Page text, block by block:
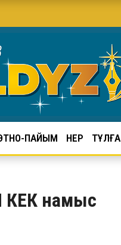
ПАЙЫМ ӨНЕР ТҰЛҒА
КЕК намыс